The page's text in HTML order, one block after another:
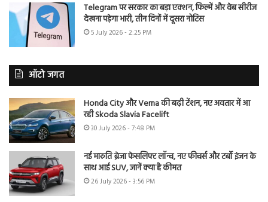
Telegram पर सरकार का बड़ा एक्शन, फिल्में और वेब सीरीज
देखना पड़ेगा भारी, तीन दिनों में दूसरा नोटिस
5 July 2026 - 2:25 PM
ऑटो जगत
Honda City और Verna की बढ़ी टेंशन, नए अवतार में आ
रही Skoda Slavia Facelift
30 July 2026 - 7:48 PM
नई मारुति ब्रेजा फेसलिफ्ट लॉन्च, नए फीचर्स और टर्बो इंजन के
साथ आई SUV, जानें क्या है कीमत
26 July 2026 - 3:56 PM